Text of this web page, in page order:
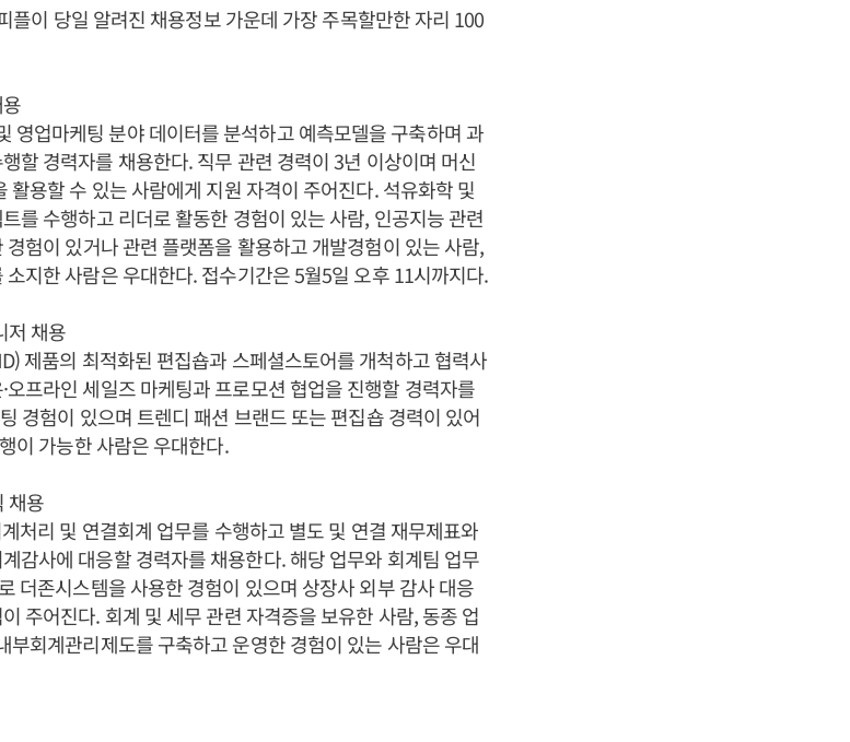
이 당일 알려진 채용정보 가운데 가장 주목할만한 자리 100
영업마케팅 분야 데이터를 분석하고 예측모델을 구축하며 과
할 경력자를 채용한다. 직무 관련 경력이 3년 이상이며 머신
활용할 수 있는 사람에게 지원 자격이 주어진다. 석유화학 및
를 수행하고 리더로 활동한 경험이 있는 사람, 인공지능 관련
험이 있거나 관련 플랫폼을 활용하고 개발경험이 있는 사람,
지한 사람은 우대한다. 접수기간은 5월5일 오후 11시까지다.
저 채용
제품의 최적화된 편집숍과 스페셜스토어를 개척하고 협력사
오프라인 세일즈 마케팅과 프로모션 협업을 진행할 경력자를
경험이 있으며 트렌디 패션 브랜드 또는 편집숍 경력이 있어
이 가능한 사람은 우대한다.
채용
처리 및 연결회계 업무를 수행하고 별도 및 연결 재무제표와
감사에 대응할 경력자를 채용한다. 해당 업무와 회계팀 업무
더존시스템을 사용한 경험이 있으며 상장사 외부 감사 대응
주어진다. 회계 및 세무 관련 자격증을 보유한 사람, 동종 업
부회계관리제도를 구축하고 운영한 경험이 있는 사람은 우대